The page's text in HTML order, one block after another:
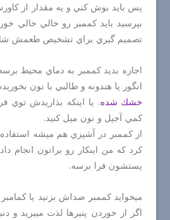
پس بايد بوش كني و يه مقدار از
بپرسيد بايد كممبر رو خالي خالي
تصميم گيري براي تشخيص طعمش شك
اجازه بديد كممبر به دماي محيط
انگور يا هندونه و طالبي با نون
خشك شده. يا اينكه بذاريدش توي
كمي آجيل و نون ميل كنيد.
از كممبر در آشپزي هم ميشه
كرد كه من اينكار رو براتون انجام
پستشون فرا برسه.
ميخوايد كممبر صداش بزنيد يا
اگر از خوردن پنيرها لذت ميبريد و